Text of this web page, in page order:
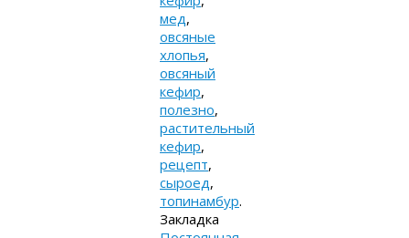
мед,
овсяные
хлопья,
овсяный
кефир,
полезно,
растительный
кефир,
рецепт,
сыроед,
топинамбур.
Закладка